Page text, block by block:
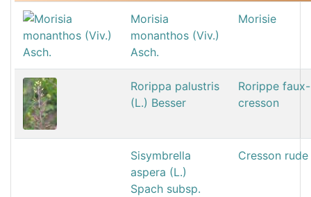
Morisia
monanthos (Viv.)
Asch.
Morisie
Rorippa palustris
(L.) Besser
Rorippe faux-
cresson
Sisymbrella
aspera (L.)
Spach subsp.
Cresson rude